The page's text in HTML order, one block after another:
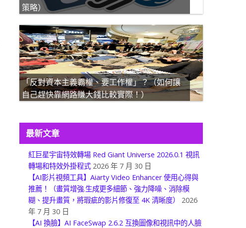
策略）
「反對資本主義霸權、要工作權」？（如何讓
自己趕快靠網路賺大錢比較實際！）
最新文章
紅巨星宇宙特效轉場 Red Giant Universe 2026.0.1 視訊
轉場和特效外掛程式 2026 年 7 月 30 日
【AI影片視頻工具】Aiarty Video Enhancer 使用心得與
推薦！（畫質增強.生成更多細節、強力降噪、消除模
糊、提升畫質，將瑕疵的影片修復至 4K 清晰度）
2026
年 7 月 30 日
【AI 換臉】AI FaceSwap 2.6.2 互換圖像和視訊中的人臉